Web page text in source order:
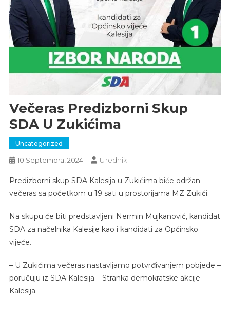
Večeras Predizborni Skup
SDA U Zukićima
Uncategorized
10 Septembra, 2024 Urednik
Predizborni skup SDA Kalesija u Zukićima biće održan
večeras sa početkom u 19 sati u prostorijama MZ Zukići.
Na skupu će biti predstavljeni Nermin Mujkanović, kandidat
SDA za načelnika Kalesije kao i kandidati za Općinsko
vijeće.
– U Zukićima večeras nastavljamo potvrđivanjem pobjede –
poručuju iz SDA Kalesija – Stranka demokratske akcije
Kalesija.